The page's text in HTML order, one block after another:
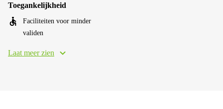
Toegankelijkheid
Faciliteiten voor minder
validen
Laat meer zien